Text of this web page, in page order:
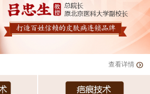
查看详情